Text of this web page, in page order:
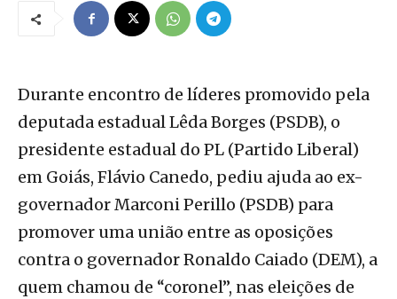
Durante encontro de líderes promovido pela
deputada estadual Lêda Borges (PSDB), o
presidente estadual do PL (Partido Liberal)
em Goiás, Flávio Canedo, pediu ajuda ao ex-
governador Marconi Perillo (PSDB) para
promover uma união entre as oposições
contra o governador Ronaldo Caiado (DEM), a
quem chamou de “coronel”, nas eleições de